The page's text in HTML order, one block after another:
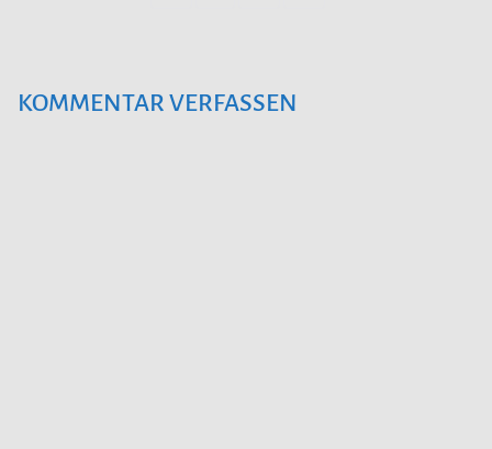
KOMMENTAR VERFASSEN